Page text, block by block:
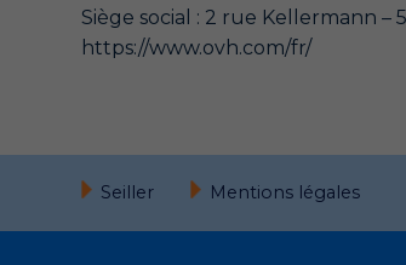
Siège social : 2 rue Kellermann –
https://www.ovh.com/fr/
Seiller Mentions légales